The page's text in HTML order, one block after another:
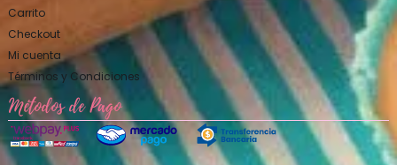
Carrito
Checkout
Mi cuenta
Términos y Condiciones
Métodos de Pago